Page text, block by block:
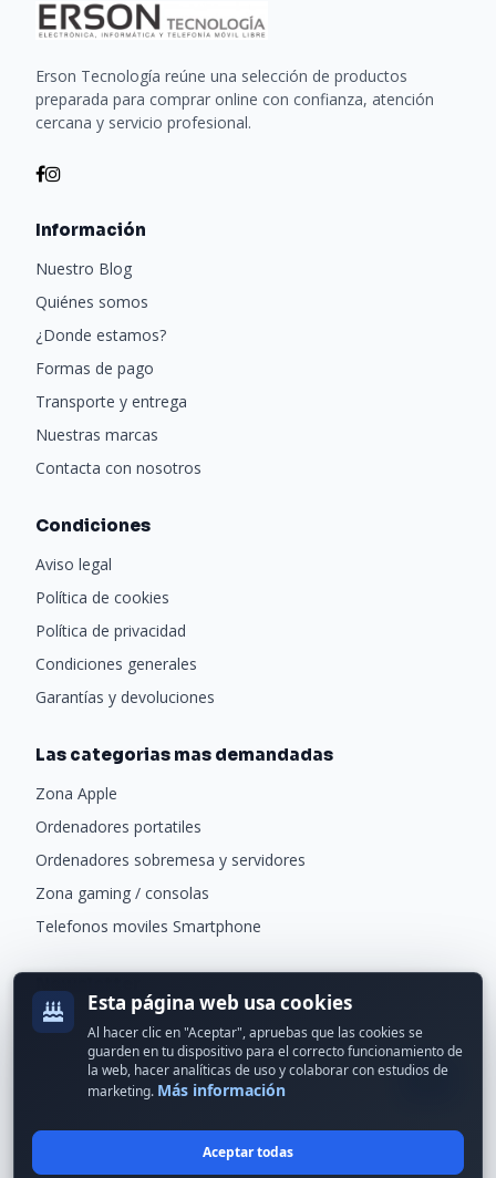
Erson Tecnología reúne una selección de productos
preparada para comprar online con confianza, atención
cercana y servicio profesional.
Información
Nuestro Blog
Quiénes somos
¿Donde estamos?
Formas de pago
Transporte y entrega
Nuestras marcas
Contacta con nosotros
Condiciones
Aviso legal
Política de cookies
Política de privacidad
Condiciones generales
Garantías y devoluciones
Las categorias mas demandadas
Zona Apple
Ordenadores portatiles
Ordenadores sobremesa y servidores
Zona gaming / consolas
Telefonos moviles Smartphone
Recibe ofertas exclusivas y novedades.
Esta página web usa cookies
Al hacer clic en "Aceptar", apruebas que las cookies se
guarden en tu dispositivo para el correcto funcionamiento de
la web, hacer analíticas de uso y colaborar con estudios de
marketing. Más información
Aceptar todas